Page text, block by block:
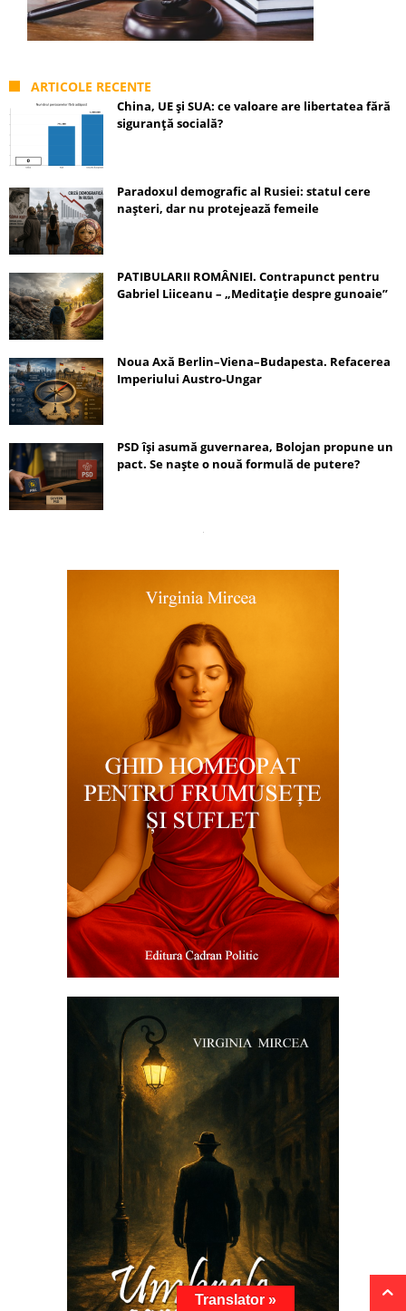
ARTICOLE RECENTE
China, UE și SUA: ce valoare are libertatea fără
siguranță socială?
Paradoxul demografic al Rusiei: statul cere
nașteri, dar nu protejează femeile
PATIBULARII ROMÂNIEI. Contrapunct pentru
Gabriel Liiceanu – „Meditație despre gunoaie”
Noua Axă Berlin–Viena–Budapesta. Refacerea
Imperiului Austro-Ungar
PSD își asumă guvernarea, Bolojan propune un
pact. Se naște o nouă formulă de putere?
Translator »